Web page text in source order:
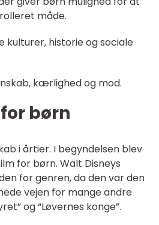
måde.
historie og sociale
kærlighed og mod.
børn
i årtier. I begyndelsen blev
for børn. Walt Disneys
for genren, da den var den
vejen for mange andre
og “Løvernes konge”.